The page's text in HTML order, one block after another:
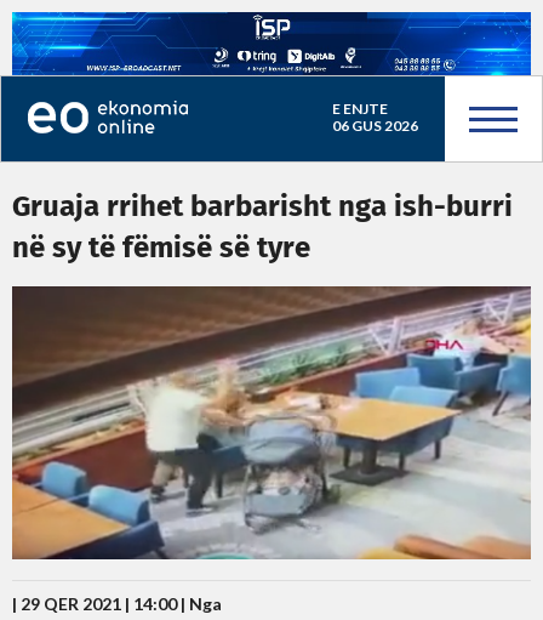
E ENJTE
06 GUS 2026
Gruaja rrihet barbarisht nga ish-burri
në sy të fëmisë së tyre
| 29 QER 2021 | 14:00 | Nga